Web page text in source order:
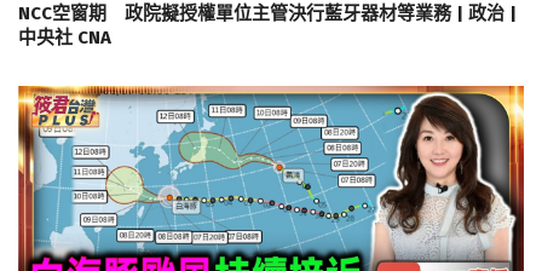
NCC空窗期 政院擬授權單位主管決行藍牙器材等業務 | 政治 |
中央社 CNA